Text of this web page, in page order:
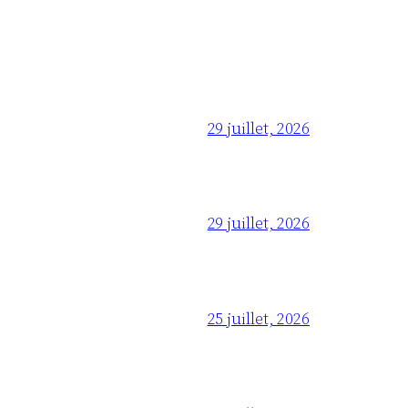
29 juillet, 2026
29 juillet, 2026
25 juillet, 2026